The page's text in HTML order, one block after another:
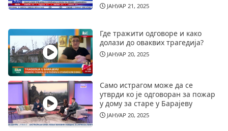
ЈАНУАР 21, 2025
Где тражити одговоре и како
долази до оваквих трагедија?
ЈАНУАР 20, 2025
Само истрагом може да се
утврди ко је одговоран за пожар
у дому за старе у Барајеву
ЈАНУАР 20, 2025